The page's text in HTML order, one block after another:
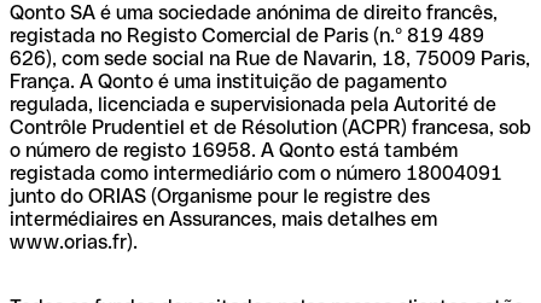
Qonto SA é uma sociedade anónima de direito francês,
registada no Registo Comercial de Paris (n.º 819 489
626), com sede social na Rue de Navarin, 18, 75009 Paris,
França. A Qonto é uma instituição de pagamento
regulada, licenciada e supervisionada pela Autorité de
Contrôle Prudentiel et de Résolution (ACPR) francesa, sob
o número de registo 16958. A Qonto está também
registada como intermediário com o número 18004091
junto do ORIAS (Organisme pour le registre des
intermédiaires en Assurances, mais detalhes em
www.orias.fr).